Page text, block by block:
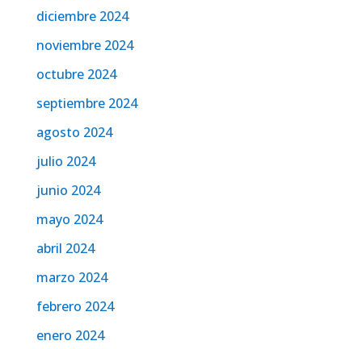
diciembre 2024
noviembre 2024
octubre 2024
septiembre 2024
agosto 2024
julio 2024
junio 2024
mayo 2024
abril 2024
marzo 2024
febrero 2024
enero 2024